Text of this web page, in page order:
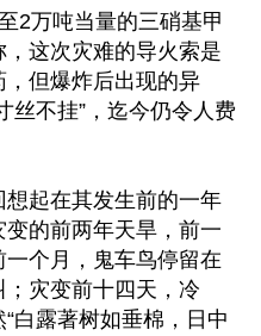
2万吨当量的三硝基甲
这次灾难的导火索是
但爆炸后出现的异
丝不挂”，迄今仍令人费
起在其发生前的一年
的前两年天旱，前一
个月，鬼车鸟停留在
灾变前十四天，冷
白露著树如垂棉，日中